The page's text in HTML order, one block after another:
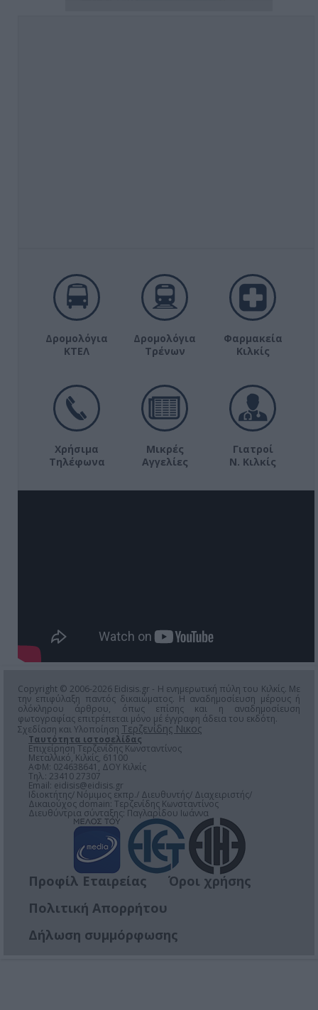
Δρομολόγια
ΚΤΕΛ
Δρομολόγια
Τρένων
Φαρμακεία
Κιλκίς
Χρήσιμα
Τηλέφωνα
Μικρές
Αγγελίες
Γιατροί
Ν. Κιλκίς
Copyright © 2006-2026 Eidisis.gr - Η ενημερωτική πύλη του Κιλκίς. Με
την επιφύλαξη παντός δικαιώματος. Η αναδημοσίευση μέρους ή
ολόκληρου άρθρου, όπως επίσης και η αναδημοσίευση
φωτογραφίας επιτρέπεται μόνο μέ έγγραφη άδεια του εκδότη.
Σχεδίαση και Υλοποίηση Τερζενίδης Νικος
Ταυτότητα ιστοσελίδας
Επιχείρηση Τερζενίδης Κωνσταντίνος
Μεταλλικό, Κιλκίς, 61100
ΑΦΜ: 024638641, ΔΟΥ Κιλκίς
Τηλ.: 23410 27307
Email: eidisis@eidisis.gr
Ιδιοκτήτης/ Νόμιμος εκπρ./ Διευθυντής/ Διαχειριστής/
Δικαιούχος domain: Τερζενίδης Κωνσταντίνος
Διευθύντρια σύνταξης: Παγλαρίδου Ιωάννα
Προφίλ Εταιρείας
Όροι χρήσης
Πολιτική Απορρήτου
Δήλωση συμμόρφωσης